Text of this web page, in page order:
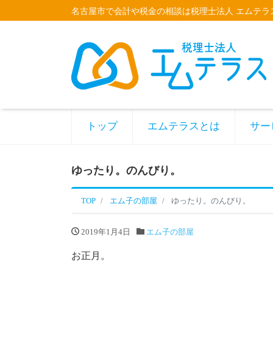
名古屋市で会計や税金の相談は税理士法人 エムテ
トップ エムテラスとは サー
ゆったり。のんびり。
TOP エム子の部屋 ゆったり。のんびり。
2019年1月4日 エム子の部屋
お正月。